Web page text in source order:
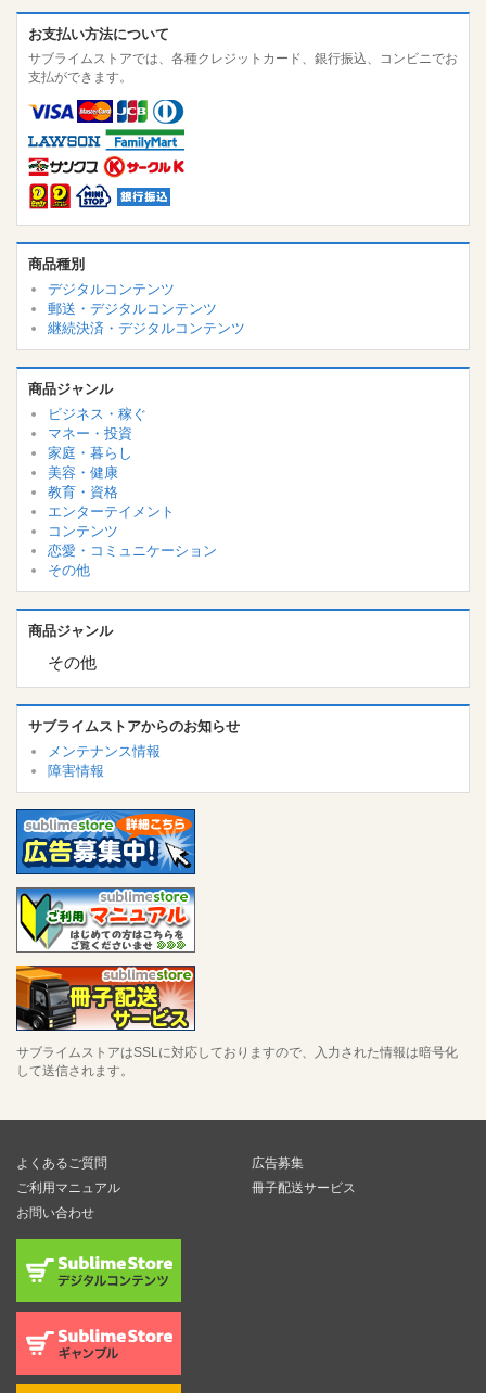
お支払い方法について
サブライムストアでは、各種クレジットカード、銀行振込、コンビニでお
支払ができます。
商品種別
デジタルコンテンツ
郵送・デジタルコンテンツ
継続決済・デジタルコンテンツ
商品ジャンル
ビジネス・稼ぐ
マネー・投資
家庭・暮らし
美容・健康
教育・資格
エンターテイメント
コンテンツ
恋愛・コミュニケーション
その他
商品ジャンル
その他
サブライムストアからのお知らせ
メンテナンス情報
障害情報
サブライムストアはSSLに対応しておりますので、入力された情報は暗号化
して送信されます。
よくあるご質問
ご利用マニュアル
お問い合わせ
広告募集
冊子配送サービス